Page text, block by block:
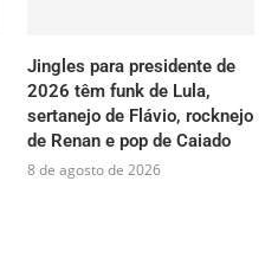
Jingles para presidente de
2026 têm funk de Lula,
sertanejo de Flávio, rocknejo
de Renan e pop de Caiado
8 de agosto de 2026